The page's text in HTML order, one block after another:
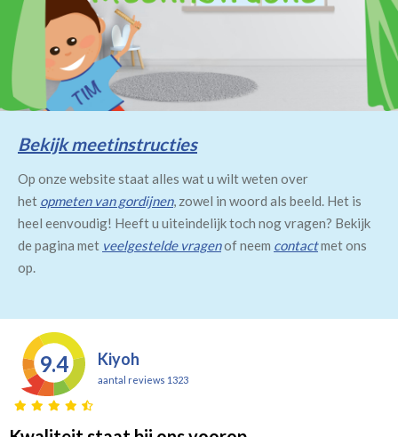
Bekijk meetinstructies
Op onze website staat alles wat u wilt weten over
het opmeten van gordijnen, zowel in woord als beeld. Het is
heel eenvoudig! Heeft u uiteindelijk toch nog vragen? Bekijk
de pagina met veelgestelde vragenof neem contactmet ons
op.
9.4 Kiyoh
aantal reviews 1323